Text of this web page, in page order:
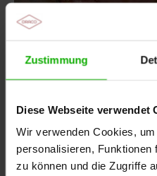
Zustimmung
Diese Webseite verwendet
Wir verwenden Cookies,
personalisieren, Funktionen
zu können und die Zugriffe
Feuchte Gangrän